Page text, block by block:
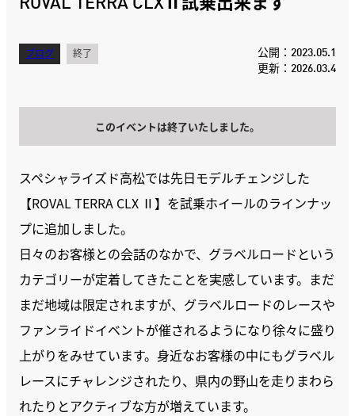
ROVAL TERRA CLXⅡ試乗出来ます
ブログ 終了
公開：2023.05.1
更新：2026.03.4
このイベントは終了いたしました。
スペシャライズド高松では先日モデルチェンジした
【ROVAL TERRA CLX Ⅱ】を試乗ホイールのラインナッ
プに追加しました。
日々のお客様との会話のなかで、グラベルロードという
カテゴリーが定着してきたことを実感しています。まだ
まだ地域は限定されますが、グラベルロードのレースや
ファンライドイベントが催されるようになり徐々に盛り
上がりをみせています。身近なお客様の中にもグラベル
レースにチャレンジされたり、県内の野山を走りまわら
れたりとアクティブな方が増えています。